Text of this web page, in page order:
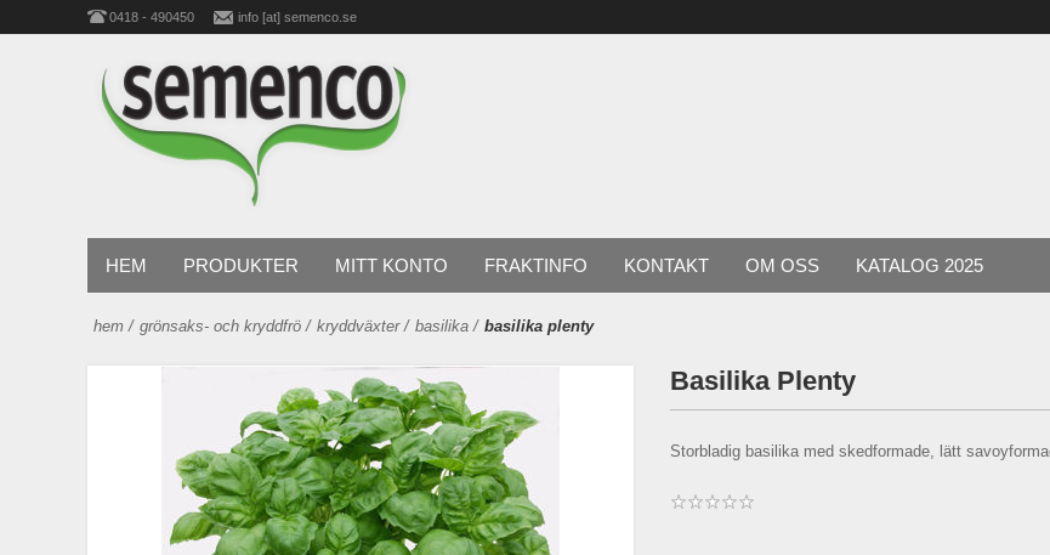
0418 - 490450 info [at] semenco.se
HEM PRODUKTER MITT KONTO FRAKTINFO KONTAKT OM OSS KATALOG 2025
hem / grönsaks- och kryddfrö / kryddväxter / basilika / basilika plenty
Basilika Plenty
Storbladig basilika med skedformade, lätt